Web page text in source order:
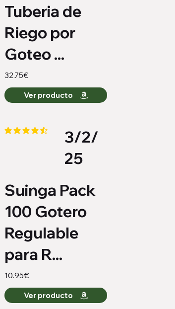
Tuberia de
Riego por
Goteo ...
32.75€
Ver producto
la calificación promedio es 4.3 de 5
3/2/
25
Suinga Pack
100 Gotero
Regulable
para R...
10.95€
Ver producto